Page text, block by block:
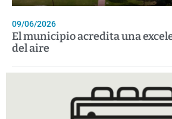
09/06/2026
El municipio acredita una
del aire